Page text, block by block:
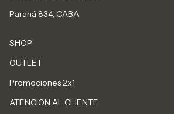
Paraná 834, CABA
SHOP
OUTLET
Promociones 2x1
ATENCION AL CLIENTE